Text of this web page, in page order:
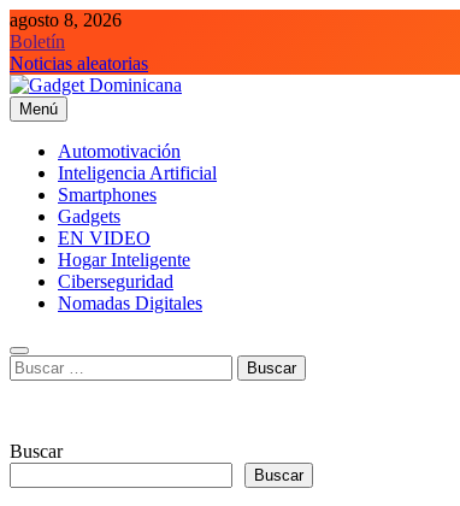
Saltar
al
contenido
agosto 8, 2026
Boletín
Noticias aleatorias
Gadget Dominicana
Gadgets, Autos y Tecnología de consumo
Menú
Automotivación
Inteligencia Artificial
Smartphones
Gadgets
EN VIDEO
Hogar Inteligente
Ciberseguridad
Nomadas Digitales
Buscar:
Buscar
Buscar